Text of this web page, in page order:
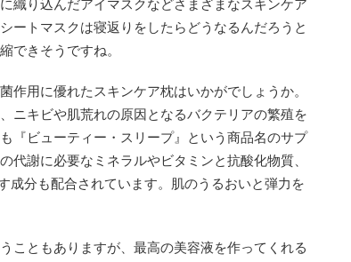
織り込んだアイマスクなどさまざまなスキンケア
ートマスクは寝返りをしたらどうなるんだろうと
できそうですね。
作用に優れたスキンケア枕はいかがでしょうか。
ニキビや肌荒れの原因となるバクテリアの繁殖を
『ビューティー・スリープ』という商品名のサプ
代謝に必要なミネラルやビタミンと抗酸化物質、
成分も配合されています。肌のうるおいと弾力を
こともありますが、最高の美容液を作ってくれる